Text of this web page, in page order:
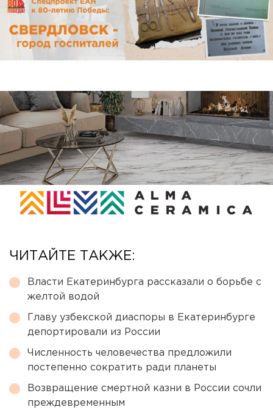
ЧИТАЙТЕ ТАКЖЕ:
Власти Екатеринбурга рассказали о борьбе с
желтой водой
Главу узбекской диаспоры в Екатеринбурге
депортировали из России
Численность человечества предложили
постепенно сократить ради планеты
Возвращение смертной казни в России сочли
преждевременным